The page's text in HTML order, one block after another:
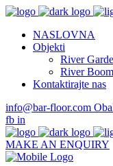
NASLOVNA
Objekti
River
River
Kontaktirajte nas
info@bar-floor.com
fb in
MAKE AN ENQUIRY